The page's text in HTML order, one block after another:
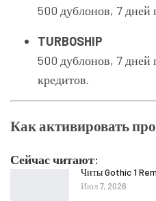
500 дублонов, 7 дней
TURBOSHIP
500 дублонов, 7 дней
кредитов.
Как активировать
Сейчас читают:
Читы Gothic 1
Июл 7, 2026